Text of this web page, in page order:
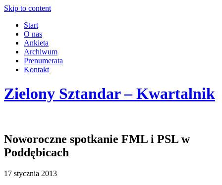
Skip to content
Start
O nas
Ankieta
Archiwum
Prenumerata
Kontakt
Zielony Sztandar – Kwartalnik
Noworoczne spotkanie FML i PSL w
Poddębicach
17 stycznia 2013